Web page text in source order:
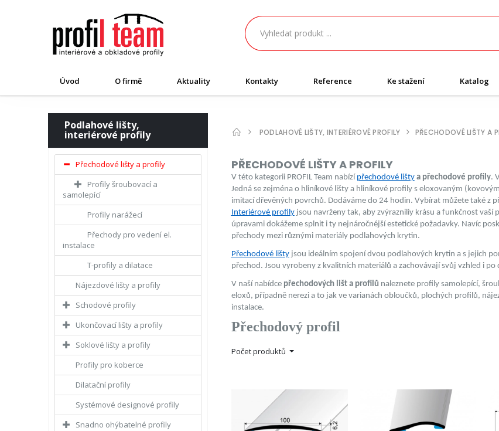
Úvod O firmě Aktuality Kontakty Reference Ke stažení Katalog
Podlahové lišty,
interiérové profily
Přechodové lišty a profily
Profily šroubovací a
samolepící
Profily narážecí
Přechody pro vedení el.
instalace
T-profily a dilatace
Nájezdové lišty a profily
Schodové profily
Ukončovací lišty a profily
Soklové lišty a profily
Profily pro koberce
Dilatační profily
Systémové designové profily
Snadno ohýbatelné profily
PODLAHOVÉ LIŠTY, INTERIÉROVÉ PROFILY PŘECHODOVÉ LIŠTY A
PŘECHODOVÉ LIŠTY A PROFILY
V této kategorii PROFIL Team nabízí přechodové lištya přechodové profily.
Jedná se zejména o hliníkové lišty a hliníkové profily s eloxovaným
imitací dřevěných povrchů. Dodáváme do 24 hodin. Vybírat můžete také z
Interiérové profilyjsou navrženy tak, aby zvýrazniliy krásu a funkčnost vaší
úpravami dokážeme splnit i ty nejnáročnéjší estetické požadavky. Navíc
přechody mezi různými materiály podlahových krytin.
Přechodové lištyjsou ideálním spojení dvou podlahových krytin a s jejich
přechod. Jsou vyrobeny z kvalitních materiálů a zachovávají svůj vzhled i
V naší nabídce přechodových lišt a profilů naleznete profily samolepící,
eloxů, případně nerezi a to jak ve varianách obloučků, plochých profilů,
instalace.
Přechodový profil
Počet produktů